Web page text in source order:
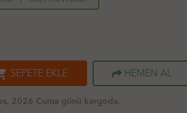
SEPETE EKLE HEMEN AL
2026 Cuma günü kargoda.